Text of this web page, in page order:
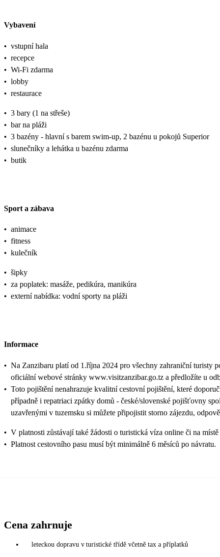
Vybavení
• vstupní hala
• recepce
• Wi-Fi zdarma
• lobby
• restaurace
• 3 bary (1 na střeše)
• bar na pláži
• 3 bazény - hlavní s barem swim-up, 2 bazénu u pokojů Superior
• slunečníky a lehátka u bazénu zdarma
• butik
Sport a zábava
• animace
• fitness
• kulečník
• šipky
• za poplatek: masáže, pedikúra, manikúra
• externí nabídka: vodní sporty na pláži
Informace
• Na Zanzibaru platí od 1.října 2024 pro všechny zahraniční turisty
oficiální webové stránky www.visitzanzibar.go.tz a předložíte u
• Toto pojištění nenahrazuje kvalitní cestovní pojištění, které
případně i repatriaci zpátky domů - české/slovenské pojišťovny
uzavřenými v tuzemsku si můžete připojistit storno zájezdu,
• V platnosti zůstávají také žádosti o turistická víza online či na
• Platnost cestovního pasu musí být minimálně 6 měsíců po návratu.
Cena zahrnuje
leteckou dopravu v turistické třídě včetně tax a příplatků